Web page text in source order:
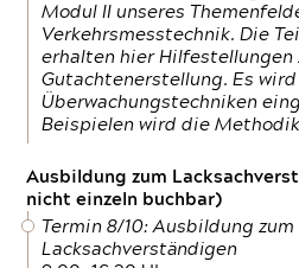
Modul II unseres
Verkehrsmesstechnik. Die
erhalten hier Hilfestellungen
Gutachtenerstellung. Es
Überwachungstechniken
Beispielen wird die
Ausbildung zum
nicht einzeln buchbar)
Termin 8/10: Ausbildung zum
Lacksachverständigen